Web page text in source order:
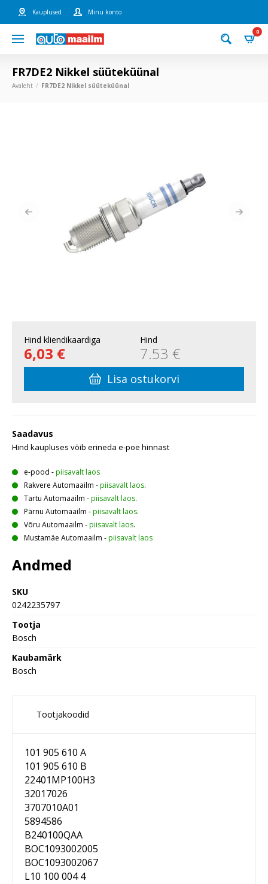
Kauplused Minu konto
0
FR7DE2 Nikkel süüteküünal
Avaleht FR7DE2 Nikkel süüteküünal
Hind kliendikaardiga
6,03 €
Hind
7.53 €
Lisa ostukorvi
Saadavus
Hind kaupluses võib erineda e-poe hinnast
e-pood -piisavalt laos
Rakvere Automaailm -piisavalt laos.
Tartu Automaailm -piisavalt laos.
Pärnu Automaailm -piisavalt laos.
Võru Automaailm -piisavalt laos.
Mustamäe Automaailm -piisavalt laos
Andmed
SKU
0242235797
Tootja
Bosch
Kaubamärk
Bosch
Tootjakoodid
101 905 610 A
101 905 610 B
22401MP100H3
32017026
3707010A01
5894586
B240100QAA
BOC1093002005
BOC1093002067
L10 100 004 4